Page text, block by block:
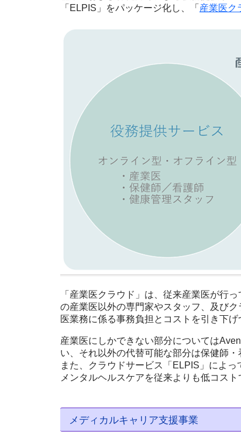
「ELPIS」をパッケージ化し、「 産業医ク
「産業医クラウド」は、従来産業医が行
の産業医以外の専門家やスタッフ、及び
医業務に係る事務負担とコストを引き下
産業医にしかできない部分については
い、それ以外の代替可能な部分は保健師
また、クラウドサービス「ELPIS」によ
メンタルヘルスケアを従来よりも低コスト
メディカルキャリア支援事業